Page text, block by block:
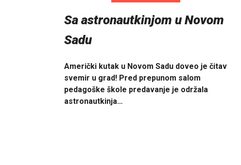
Sa astronautkinjom u Novom
Sadu
Američki kutak u Novom Sadu doveo je čitav
svemir u grad! Pred prepunom salom
pedagoške škole predavanje je održala
astronautkinja…